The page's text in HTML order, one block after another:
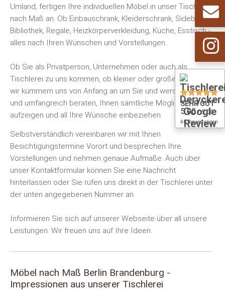
Umland, fertigen Ihre individuellen Möbel in unser Tischlerei
nach Maß an. Ob Einbauschrank, Kleiderschrank, Sideboard,
Bibliothek, Regale, Heizkörperverkleidung, Küche, Esstisch -...
alles nach Ihren Wünschen und Vorstellungen..
Ob Sie als Privatperson, Unternehmen oder auch als
Tischlerei zu uns kommen, ob kleiner oder großer Auftrag,
wir kümmern uns von Anfang an um Sie und werden Sie gut
und umfangreich beraten, Ihnen sämtliche Möglichkeiten
aufzeigen und all Ihre Wünsche einbeziehen.
Selbstverständlich vereinbaren wir mit Ihnen
Besichtigungstermine Vorort und besprechen Ihre
Vorstellungen und nehmen genaue Aufmaße. Auch über
unser Kontaktformular können Sie eine Nachricht
hinterlassen oder Sie rufen uns direkt in der Tischlerei unter
der unten angegebenen Nummer an.
Informieren Sie sich auf unserer Webseite über all unsere
Leistungen. Wir freuen uns auf Ihre Ideen.
Möbel nach Maß Berlin Brandenburg -
Impressionen aus unserer Tischlerei
SEHR GUT
5.00 / 5.00
46 Bewertungen